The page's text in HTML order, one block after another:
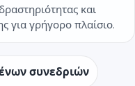
και
για γρήγορο πλαίσιο.
συνεδριών